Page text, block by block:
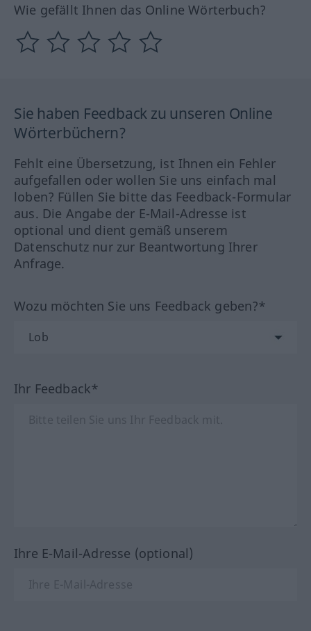
Wie gefällt Ihnen das Online Wörterbuch?
Sie haben Feedback zu unseren Online
Wörterbüchern?
Fehlt eine Übersetzung, ist Ihnen ein Fehler
aufgefallen oder wollen Sie uns einfach mal
loben? Füllen Sie bitte das Feedback-Formular
aus. Die Angabe der E-Mail-Adresse ist
optional und dient gemäß unserem
Datenschutz nur zur Beantwortung Ihrer
Anfrage.
Wozu möchten Sie uns Feedback geben?*
Ihr Feedback*
Ihre E-Mail-Adresse (optional)